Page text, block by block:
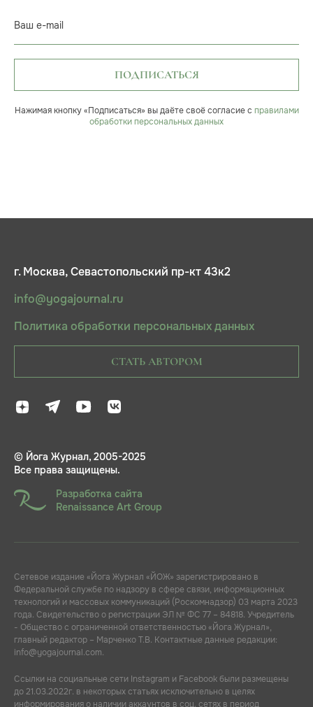
Ваш e-mail
ПОДПИСАТЬСЯ
Нажимая кнопку «Подписаться» вы даёте своё согласие с правилами
обработки персональных данных
г. Москва, Севастопольский пр-кт 43к2
info@yogajournal.ru
Политика обработки персональных данных
СТАТЬ АВТОРОМ
© Йога Журнал, 2005-2025
Все права защищены.
Разработка сайта
Renaissance Art Group
Сетевое издание «Йога Журнал «ЙОЖ» зарегистрировано в
Федеральной службе по надзору в сфере связи, информационных
технологий и массовых коммуникаций (Роскомнадзор) 03 марта 2023
года. Свидетельство о регистрации ЭЛ № ФС 77 – 84818. Учредитель
- Общество с ограниченной ответственностью «Йога Журнал»,
главный редактор – Марченко Т.В. Контактные данные редакции:
info@yogajournal.com.
Ссылки на социальные сети Instagram и Facebook были размещены
до 21.03.2022г. в некоторых статьях исключительно в целях
информирования о наличии аккаунтов в соц. сетях в период